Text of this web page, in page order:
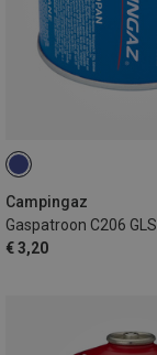
Campingaz
Gaspatroon C206 GLS
€ 3,20
190G